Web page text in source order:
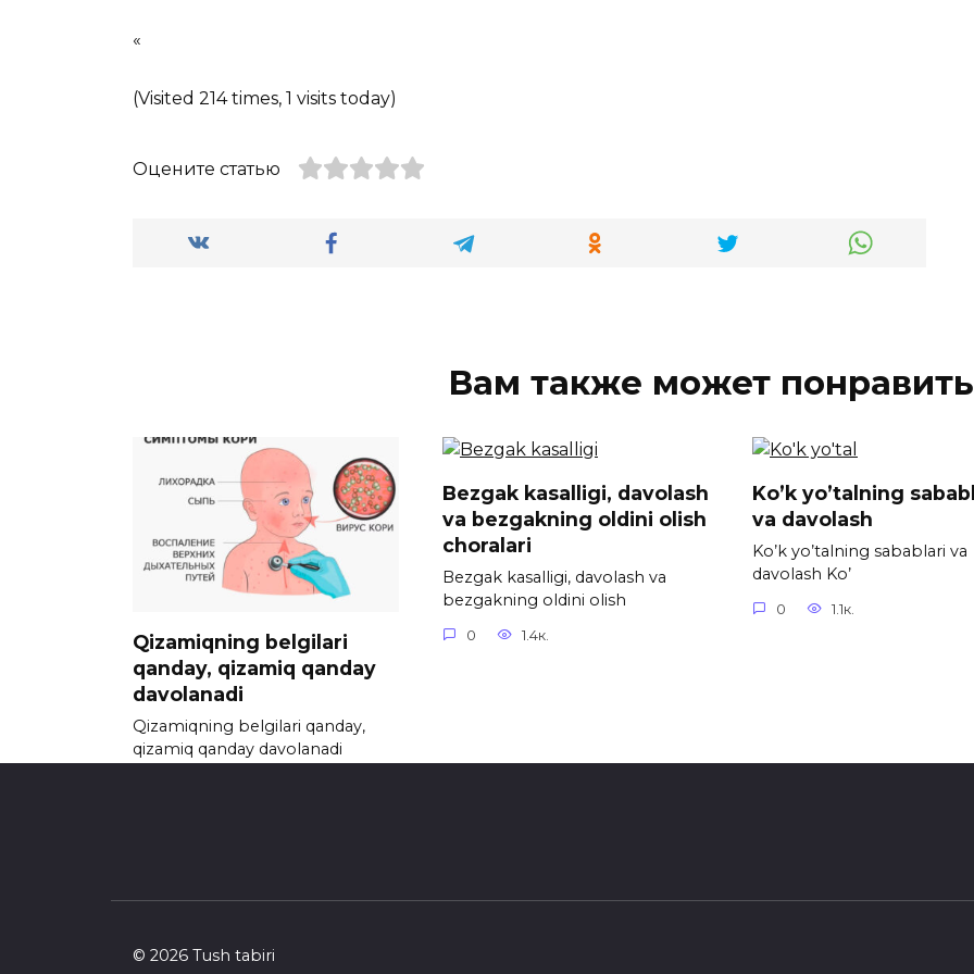
«
(Visited 214 times, 1 visits today)
Оцените статью
Вам также может
Qizamiqning belgilari
qanday, qizamiq qanday
davolanadi
Qizamiqning belgilari qanday,
qizamiq qanday davolanadi
Bezgak kasalligi, davolash
va bezgakning oldini olish
choralari
Bezgak kasalligi, davolash va
bezgakning oldini olish
0 1.4к.
Ko’k yo’talning
va davolash
Ko’k yo’talning sabablari va
davolash Ko’
0 1.1к.
© 2026 Tush tabiri